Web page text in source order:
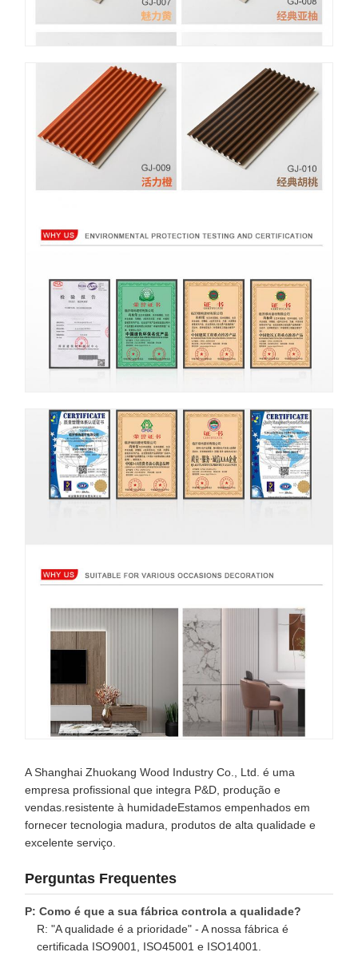
A Shanghai Zhuokang Wood Industry Co., Ltd. é uma
empresa profissional que integra P&D, produção e
vendas.resistente à humidadeEstamos empenhados em
fornecer tecnologia madura, produtos de alta qualidade e
excelente serviço.
Perguntas Frequentes
P: Como é que a sua fábrica controla a qualidade?
R: "A qualidade é a prioridade" - A nossa fábrica é
certificada ISO9001, ISO45001 e ISO14001.